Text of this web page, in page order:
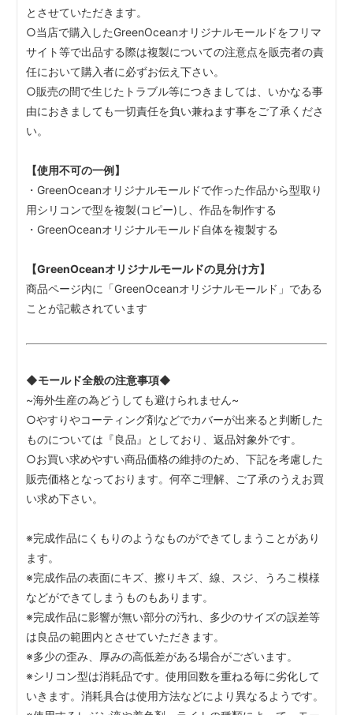
とさせていただきます。
○当店で購入したGreenOceanオリジナルモールドをフリマ
サイト等で出品する際は複製についての注意点を販売者の責
任において購入者に必ずお伝え下さい。
○販売の間で生じたトラブル等につきましては、いかなる事
由におきましても一切責任を負い兼ねます事をご了承くださ
い。
【使用不可の一例】
・GreenOceanオリジナルモールドで作った作品から型取り
用シリコンで型を複製(コピー)し、作品を制作する
・GreenOceanオリジナルモールド自体を複製する
【GreenOceanオリジナルモールドの見分け方】
商品ページ内に「GreenOceanオリジナルモールド」である
ことが記載されています
◆モールド全般の注意事項◆
~海外生産の為どうしても避けられません~
○やすりやコーティング剤などでカバーが出来ると判断した
ものについては『良品』としており、返品対象外です。
○お買い求めやすい商品価格の維持のため、下記を考慮した
販売価格となっております。何卒ご理解、ご了承のうえお買
い求め下さい。
※完成作品にくもりのようなものができてしまうことがあり
ます。
※完成作品の表面にキズ、擦りキズ、線、スジ、うろこ模様
などができてしまうものもあります。
※完成作品に影響が無い部分の汚れ、多少のサイズの誤差等
は良品の範囲内とさせていただきます。
※多少の歪み、厚みの高低差がある場合がございます。
※シリコン型は消耗品です。使用回数を重ねる毎に劣化して
いきます。消耗具合は使用方法などにより異なるようです。